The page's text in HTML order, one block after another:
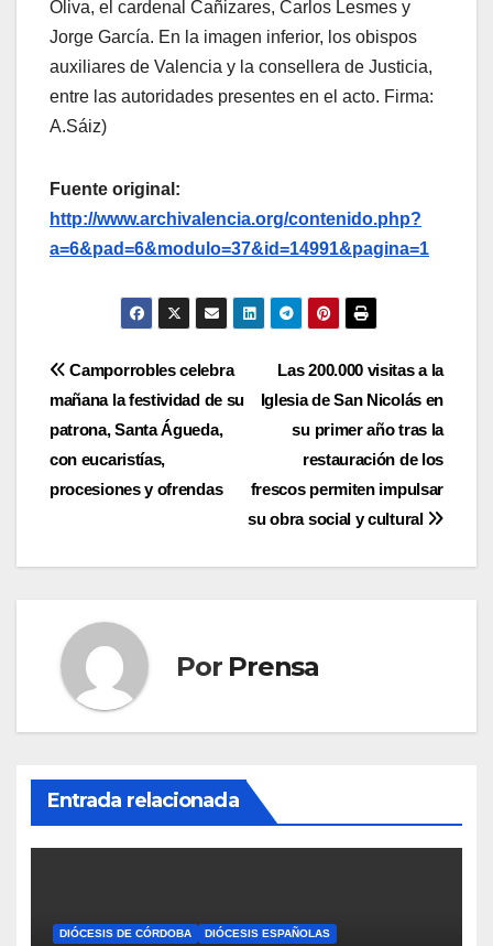
Oliva, el cardenal Cañizares, Carlos Lesmes y
Jorge García. En la imagen inferior, los obispos
auxiliares de Valencia y la consellera de Justicia,
entre las autoridades presentes en el acto. Firma:
A.Sáiz)
Fuente original:
http://www.archivalencia.org/contenido.php?
a=6&pad=6&modulo=37&id=14991&pagina=1
Navegación
de
entradas
Las 200.000 visitas a la
Iglesia de San Nicolás en
su primer año tras la
restauración de los
frescos permiten impulsar
su obra social y cultural
Camporrobles celebra
mañana la festividad de su
patrona, Santa Águeda,
con eucaristías,
procesiones y ofrendas
Por Prensa
Entrada relacionada
DIÓCESIS DE CÓRDOBA DIÓCESIS ESPAÑOLAS